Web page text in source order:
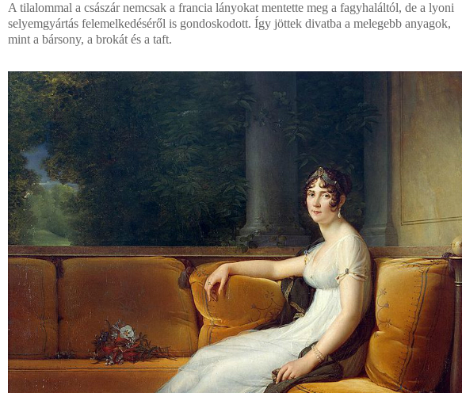
A tilalommal a császár nemcsak a francia lányokat mentette meg a fagyhaláltól, de a lyoni
selyemgyártás felemelkedéséről is gondoskodott. Így jöttek divatba a melegebb anyagok,
mint a bársony, a brokát és a taft.